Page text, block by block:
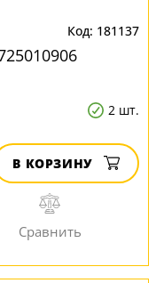
181137
2 шт.
В КОРЗИНУ